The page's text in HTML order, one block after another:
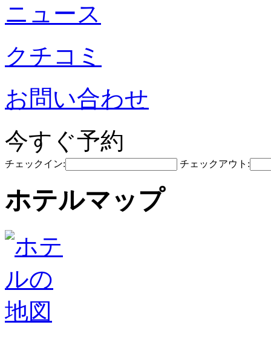
ニュース
クチコミ
お問い合わせ
今すぐ予約
チェックイン: チェックアウト:
ホテルマップ